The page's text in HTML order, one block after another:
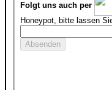
Folgt uns auch per
Honeypot, bitte lassen